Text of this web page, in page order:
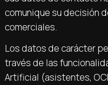
comunique su decisión
comerciales.
Los datos de carácter
través de las
Artificial (asistentes,